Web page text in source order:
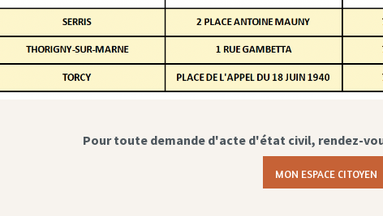
Pour toute demande d'acte d'état civil, rendez-
MON ESPACE CITOYEN